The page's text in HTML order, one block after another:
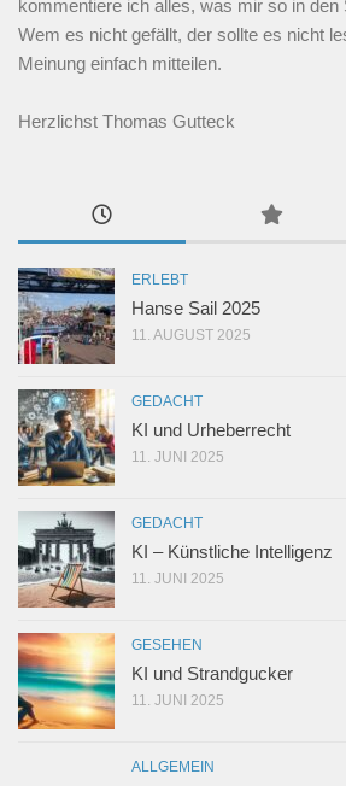
kommentiere ich alles, was mir so in den
Wem es nicht gefällt, der sollte es nicht
Meinung einfach mitteilen.
Herzlichst Thomas Gutteck
ERLEBT
Hanse Sail 2025
11. AUGUST 2025
GEDACHT
KI und Urheberrecht
11. JUNI 2025
GEDACHT
KI – Künstliche Intelligenz
11. JUNI 2025
GESEHEN
KI und Strandgucker
11. JUNI 2025
ALLGEMEIN